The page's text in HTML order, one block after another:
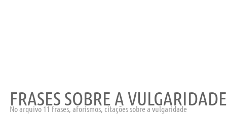
FRASES SOBRE A VULGARIDADE
No arquivo 11 frases, aforismos, citações sobre a vulgaridade